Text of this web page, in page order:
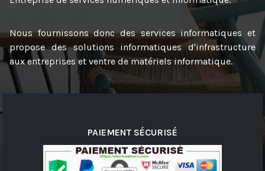
Nous fournissons donc des services informatiques et
propose des solutions informatiques d'infrastructure
aux entreprises et ventre de matériels informatique.
PAIEMENT SÉCURISÉ